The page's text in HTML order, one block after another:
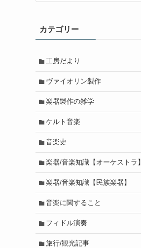
カテゴリー
工房だより
ヴァイオリン製作
楽器製作の雑学
ケルト音楽
音楽史
楽器/音楽知識【オーケストラ】
楽器/音楽知識【民族楽器】
音楽に関すること
フィドル演奏
旅行/観光記事